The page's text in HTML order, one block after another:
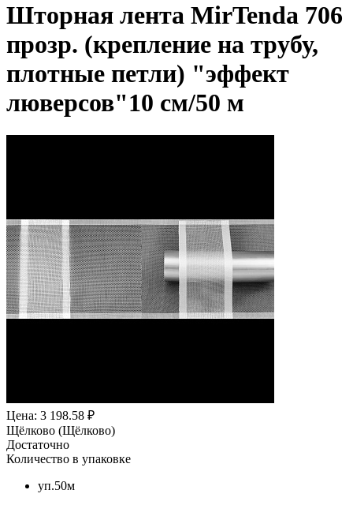
Шторная лента MirTenda 706
прозр. (крепление на трубу,
плотные петли) "эффект
люверсов"10 см/50 м
Цена: 3 198.58 ₽
Щёлково (Щёлково)
Достаточно
Количество в упаковке
уп.50м